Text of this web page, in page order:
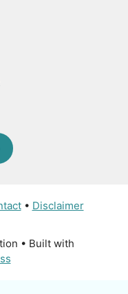
• Disclaimer
• Built with